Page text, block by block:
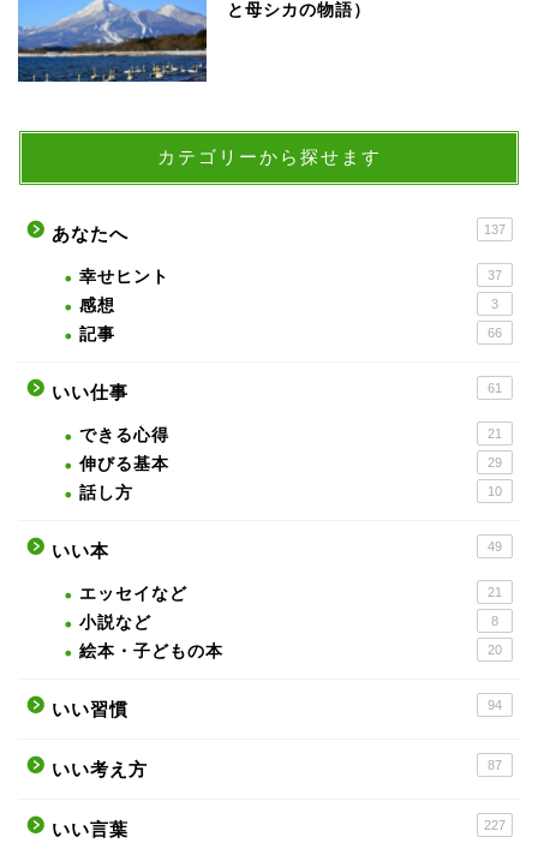
と母シカの物語）
カテゴリーから探せます
あなたへ 137
幸せヒント 37
感想 3
記事 66
いい仕事 61
できる心得 21
伸びる基本 29
話し方 10
いい本 49
エッセイなど 21
小説など 8
絵本・子どもの本 20
いい習慣 94
いい考え方 87
いい言葉 227